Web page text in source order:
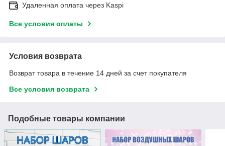
Удаленная оплата через Kaspi
Все условия оплаты
Условия возврата
Возврат товара в течение 14 дней за счет покупателя
Все условия возврата
Подобные товары компании